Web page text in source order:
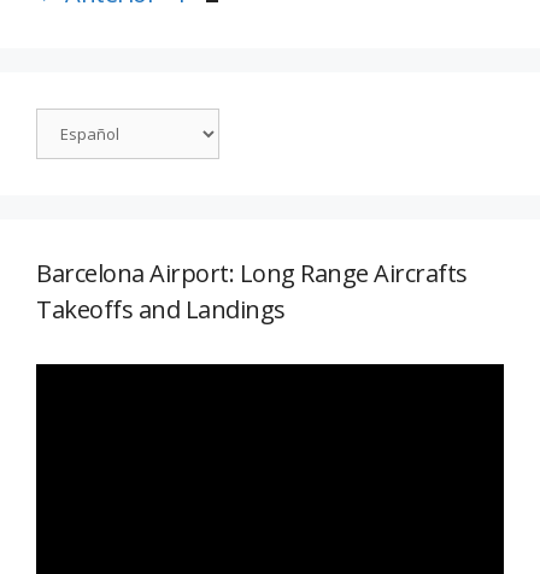
Barcelona Airport: Long Range Aircrafts
Takeoffs and Landings